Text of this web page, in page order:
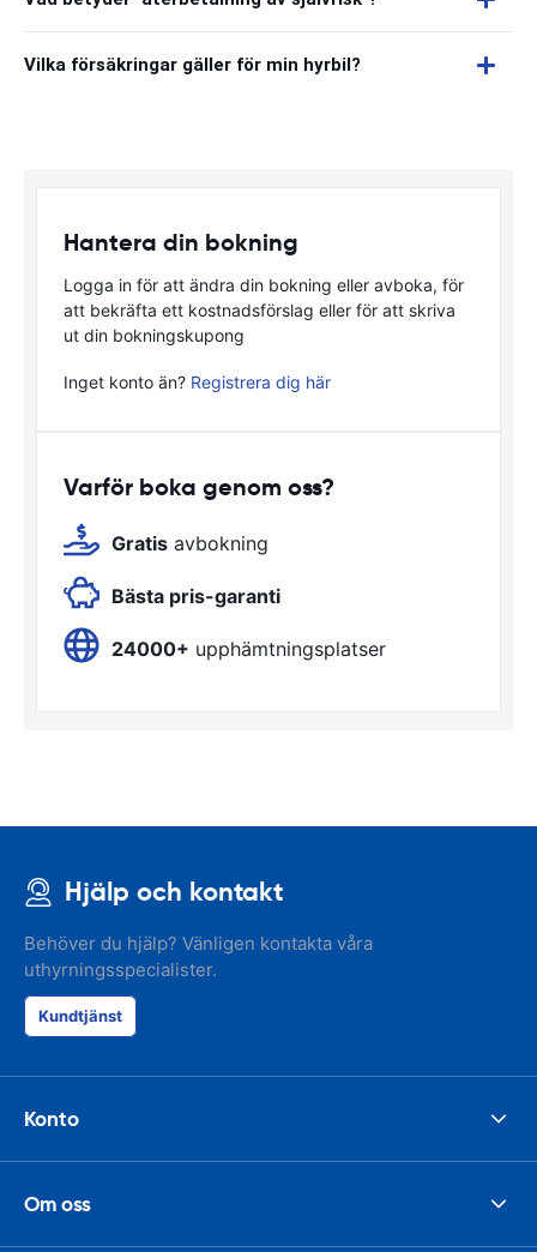
Vilka försäkringar gäller för min hyrbil?
Hantera din bokning
Logga in för att ändra din bokning eller avboka, för
att bekräfta ett kostnadsförslag eller för att skriva
ut din bokningskupong
Inget konto än? Registrera dig här
Varför boka genom oss?
Gratis avbokning
Bästa pris-garanti
24000+ upphämtningsplatser
Hjälp och kontakt
Behöver du hjälp? Vänligen kontakta våra
uthyrningsspecialister.
Kundtjänst
Konto
Om oss